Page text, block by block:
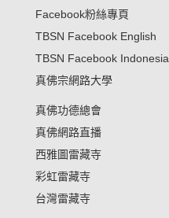
Facebook粉絲專頁
TBSN Facebook English
TBSN Facebook Indonesia
真佛宗網路大學
真佛功德總會
真佛網路直播
西雅圖雷藏寺
彩虹雷藏寺
台灣雷藏寺